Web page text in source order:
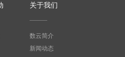
关于我们
数云简介
新闻动态